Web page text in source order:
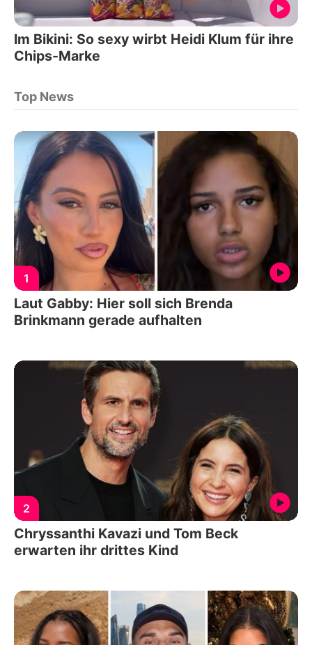
Im Bikini: So sexy wirbt Heidi Klum für ihre
Chips-Marke
Top News
1
Laut Gabby: Hier soll sich Brenda
Brinkmann gerade aufhalten
2
Chryssanthi Kavazi und Tom Beck
erwarten ihr drittes Kind